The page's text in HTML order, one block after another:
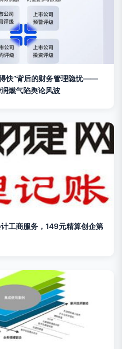
快”背后的财务管理隐忧——
燃气陷舆论风波
工商服务，149元精算创企第